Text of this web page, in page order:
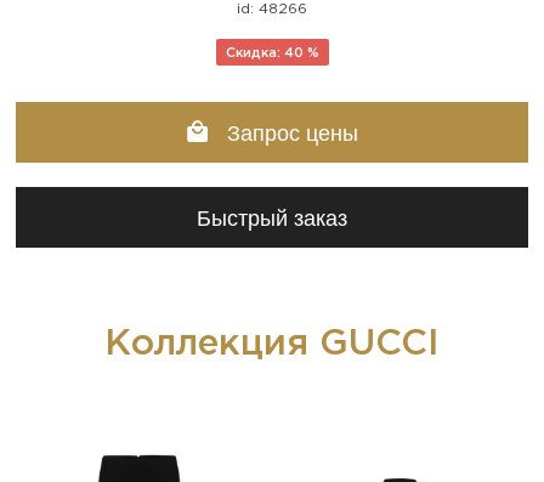
id: 48266
Скидка: 40 %
Запрос цены
Быстрый заказ
Коллекция GUCCI